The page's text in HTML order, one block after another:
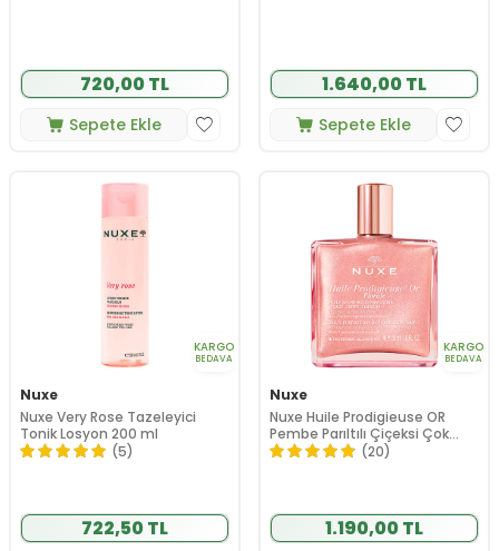
720,00 TL
Sepete Ekle
1.640,00 TL
Sepete Ekle
KARGO
BEDAVA
Nuxe
Nuxe Very Rose Tazeleyici
Tonik Losyon 200 ml
(5)
722,50 TL
KARGO
BEDAVA
Nuxe
Nuxe Huile Prodigieuse OR
Pembe Parıltılı Çiçeksi Çok
Amaçlı Kuru Yağ 50 ml
(20)
1.190,00 TL